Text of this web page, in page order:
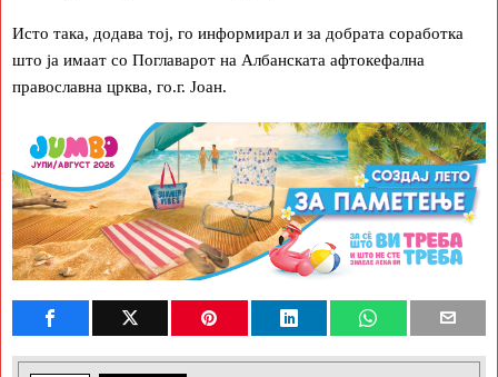
Исто така, додава тој, го информирал и за добрата соработка
што ја имаат со Поглаварот на Албанската афтокефална
православна црква, го.г. Јоан.